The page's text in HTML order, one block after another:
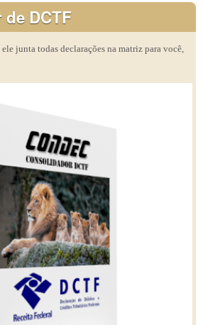
DCTF
junta todas declarações na matriz para você,